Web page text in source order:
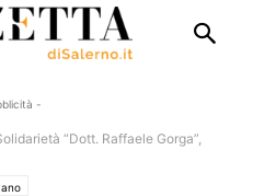
-
“Dott. Raffaele Gorga”,